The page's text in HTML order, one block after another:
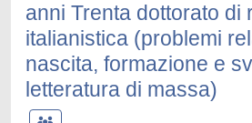
anni Trenta dottorato di
italianistica (problemi
nascita, formazione e
letteratura di massa)